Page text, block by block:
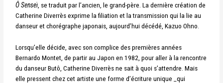
Ô Senseï , se traduit par l’ancien, le grand-père. La dernière création de
Catherine Diverrès exprime la filiation et la transmission qui la lie au
danseur et chorégraphe japonais, aujourd’hui décédé, Kazuo Ohno.
Lorsqu’elle décide, avec son complice des premières années
Bernardo Montet, de partir au Japon en 1982, pour aller à la rencontre
du danseur Butô, Catherine Diverrès ne sait à quoi s’attendre. Mais
elle pressent chez cet artiste une forme d’écriture unique _qui